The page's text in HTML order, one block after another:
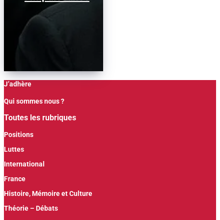
J’adhère
Qui sommes nous ?
Toutes les rubriques
Positions
Luttes
International
France
Histoire, Mémoire et Culture
Théorie – Débats